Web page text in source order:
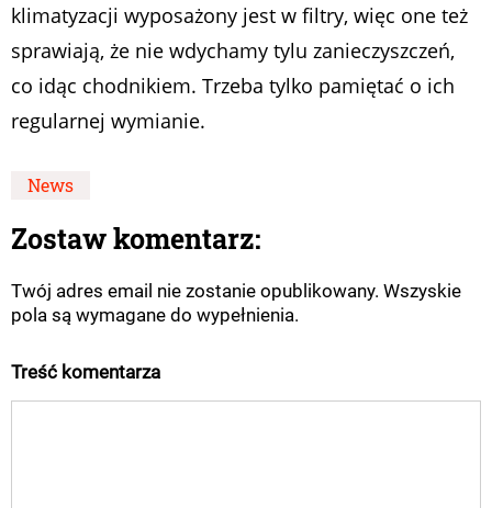
klimatyzacji wyposażony jest w filtry, więc one też
sprawiają, że nie wdychamy tylu zanieczyszczeń,
co idąc chodnikiem. Trzeba tylko pamiętać o ich
regularnej wymianie.
News
Zostaw komentarz:
Twój adres email nie zostanie opublikowany. Wszyskie
pola są wymagane do wypełnienia.
Treść komentarza